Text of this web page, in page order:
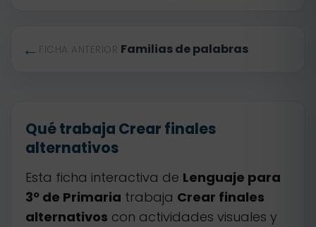
← FICHA ANTERIOR Familias de palabras
Qué trabaja Crear finales
alternativos
Esta ficha interactiva de Lenguaje para
3º de Primaria trabaja Crear finales
alternativos con actividades visuales y